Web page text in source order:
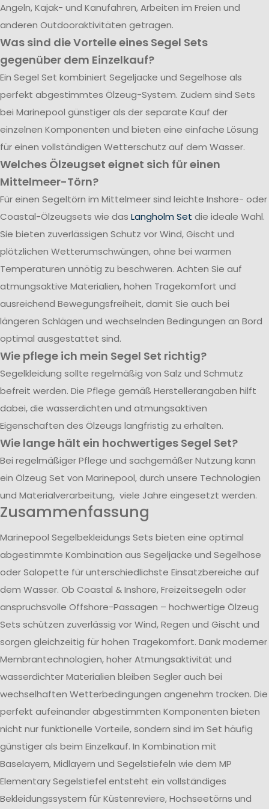
Angeln, Kajak- und Kanufahren, Arbeiten im Freien und
anderen Outdooraktivitäten getragen.
Was sind die Vorteile eines Segel Sets
gegenüber dem Einzelkauf?
Ein Segel Set kombiniert Segeljacke und Segelhose als
perfekt abgestimmtes Ölzeug-System. Zudem sind Sets
bei Marinepool günstiger als der separate Kauf der
einzelnen Komponenten und bieten eine einfache Lösung
für einen vollständigen Wetterschutz auf dem Wasser.
Welches Ölzeugset eignet sich für einen
Mittelmeer-Törn?
Für einen Segeltörn im Mittelmeer sind leichte Inshore- oder
Coastal-Ölzeugsets wie das Langholm Set die ideale Wahl.
Sie bieten zuverlässigen Schutz vor Wind, Gischt und
plötzlichen Wetterumschwüngen, ohne bei warmen
Temperaturen unnötig zu beschweren. Achten Sie auf
atmungsaktive Materialien, hohen Tragekomfort und
ausreichend Bewegungsfreiheit, damit Sie auch bei
längeren Schlägen und wechselnden Bedingungen an Bord
optimal ausgestattet sind.
Wie pflege ich mein Segel Set richtig?
Segelkleidung sollte regelmäßig von Salz und Schmutz
befreit werden. Die Pflege gemäß Herstellerangaben hilft
dabei, die wasserdichten und atmungsaktiven
Eigenschaften des Ölzeugs langfristig zu erhalten.
Wie lange hält ein hochwertiges Segel Set?
Bei regelmäßiger Pflege und sachgemäßer Nutzung kann
ein Ölzeug Set von Marinepool, durch unsere Technologien
und Materialverarbeitung, viele Jahre eingesetzt werden.
Zusammenfassung
Marinepool Segelbekleidungs Sets bieten eine optimal
abgestimmte Kombination aus Segeljacke und Segelhose
oder Salopette für unterschiedlichste Einsatzbereiche auf
dem Wasser. Ob Coastal & Inshore, Freizeitsegeln oder
anspruchsvolle Offshore-Passagen – hochwertige Ölzeug
Sets schützen zuverlässig vor Wind, Regen und Gischt und
sorgen gleichzeitig für hohen Tragekomfort. Dank moderner
Membrantechnologien, hoher Atmungsaktivität und
wasserdichter Materialien bleiben Segler auch bei
wechselhaften Wetterbedingungen angenehm trocken. Die
perfekt aufeinander abgestimmten Komponenten bieten
nicht nur funktionelle Vorteile, sondern sind im Set häufig
günstiger als beim Einzelkauf. In Kombination mit
Baselayern, Midlayern und Segelstiefeln wie dem MP
Elementary Segelstiefel entsteht ein vollständiges
Bekleidungssystem für Küstenreviere, Hochseetörns und